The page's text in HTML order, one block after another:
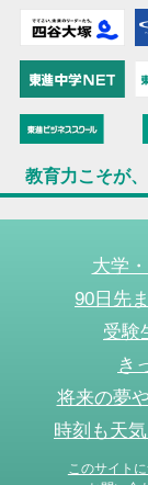
教育力こそが
大学
90日先
受験
き
将来の夢
時刻も天
このサイト